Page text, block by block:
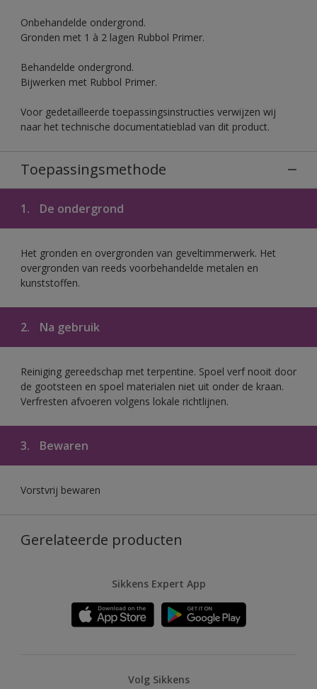
Onbehandelde ondergrond.
Gronden met 1 à 2 lagen Rubbol Primer.
Behandelde ondergrond.
Bijwerken met Rubbol Primer.
Voor gedetailleerde toepassingsinstructies verwijzen wij
naar het technische documentatieblad van dit product.
Toepassingsmethode
1. De ondergrond
Het gronden en overgronden van geveltimmerwerk. Het
overgronden van reeds voorbehandelde metalen en
kunststoffen.
2. Na gebruik
Reiniging gereedschap met terpentine. Spoel verf nooit door
de gootsteen en spoel materialen niet uit onder de kraan.
Verfresten afvoeren volgens lokale richtlijnen.
3. Bewaren
Vorstvrij bewaren
Gerelateerde producten
Sikkens Expert App
Volg Sikkens